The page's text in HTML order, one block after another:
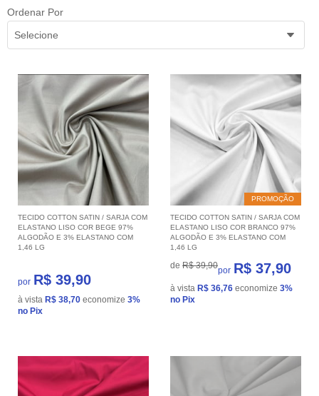
Ordenar Por
Selecione
TECIDO COTTON SATIN / SARJA COM
ELASTANO LISO COR BEGE 97%
ALGODÃO E 3% ELASTANO COM
1,46 LG
por R$ 39,90
à vista R$ 38,70 economize 3%
no Pix
PROMOÇÃO
TECIDO COTTON SATIN / SARJA COM
ELASTANO LISO COR BRANCO 97%
ALGODÃO E 3% ELASTANO COM
1,46 LG
de R$ 39,90por R$ 37,90
à vista R$ 36,76 economize 3%
no Pix